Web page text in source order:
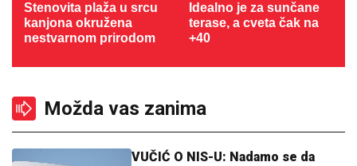
Stenovita plaža u srcu
kanjona okružena
nestvarnom prirodom
Idealno je za sunčane
terase, a cveta čak na
+40
Možda vas zanima
VUČIĆ O NIS-U: Nadamo se da